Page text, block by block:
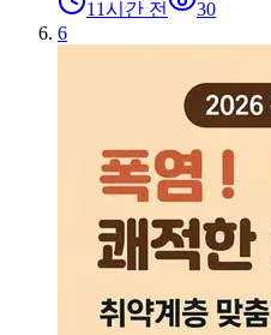
11시간 전
30
6